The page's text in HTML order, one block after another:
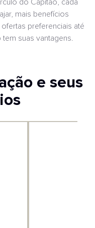
do Capitão, cada
mais benefícios
preferenciais até
suas vantagens.
e seus